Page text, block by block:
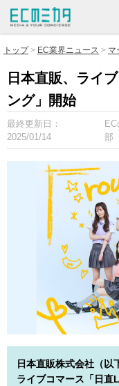
トップ EC業界ニュース マ
日本直販、ライ
ング」開始
最終更新日：
2025/01/14
部
日本直販株式会社（以
ライブコマース「日直